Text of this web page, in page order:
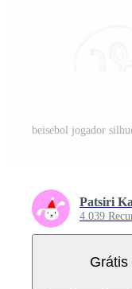
beisebol jogador
Patsiri
4.039
Grátis